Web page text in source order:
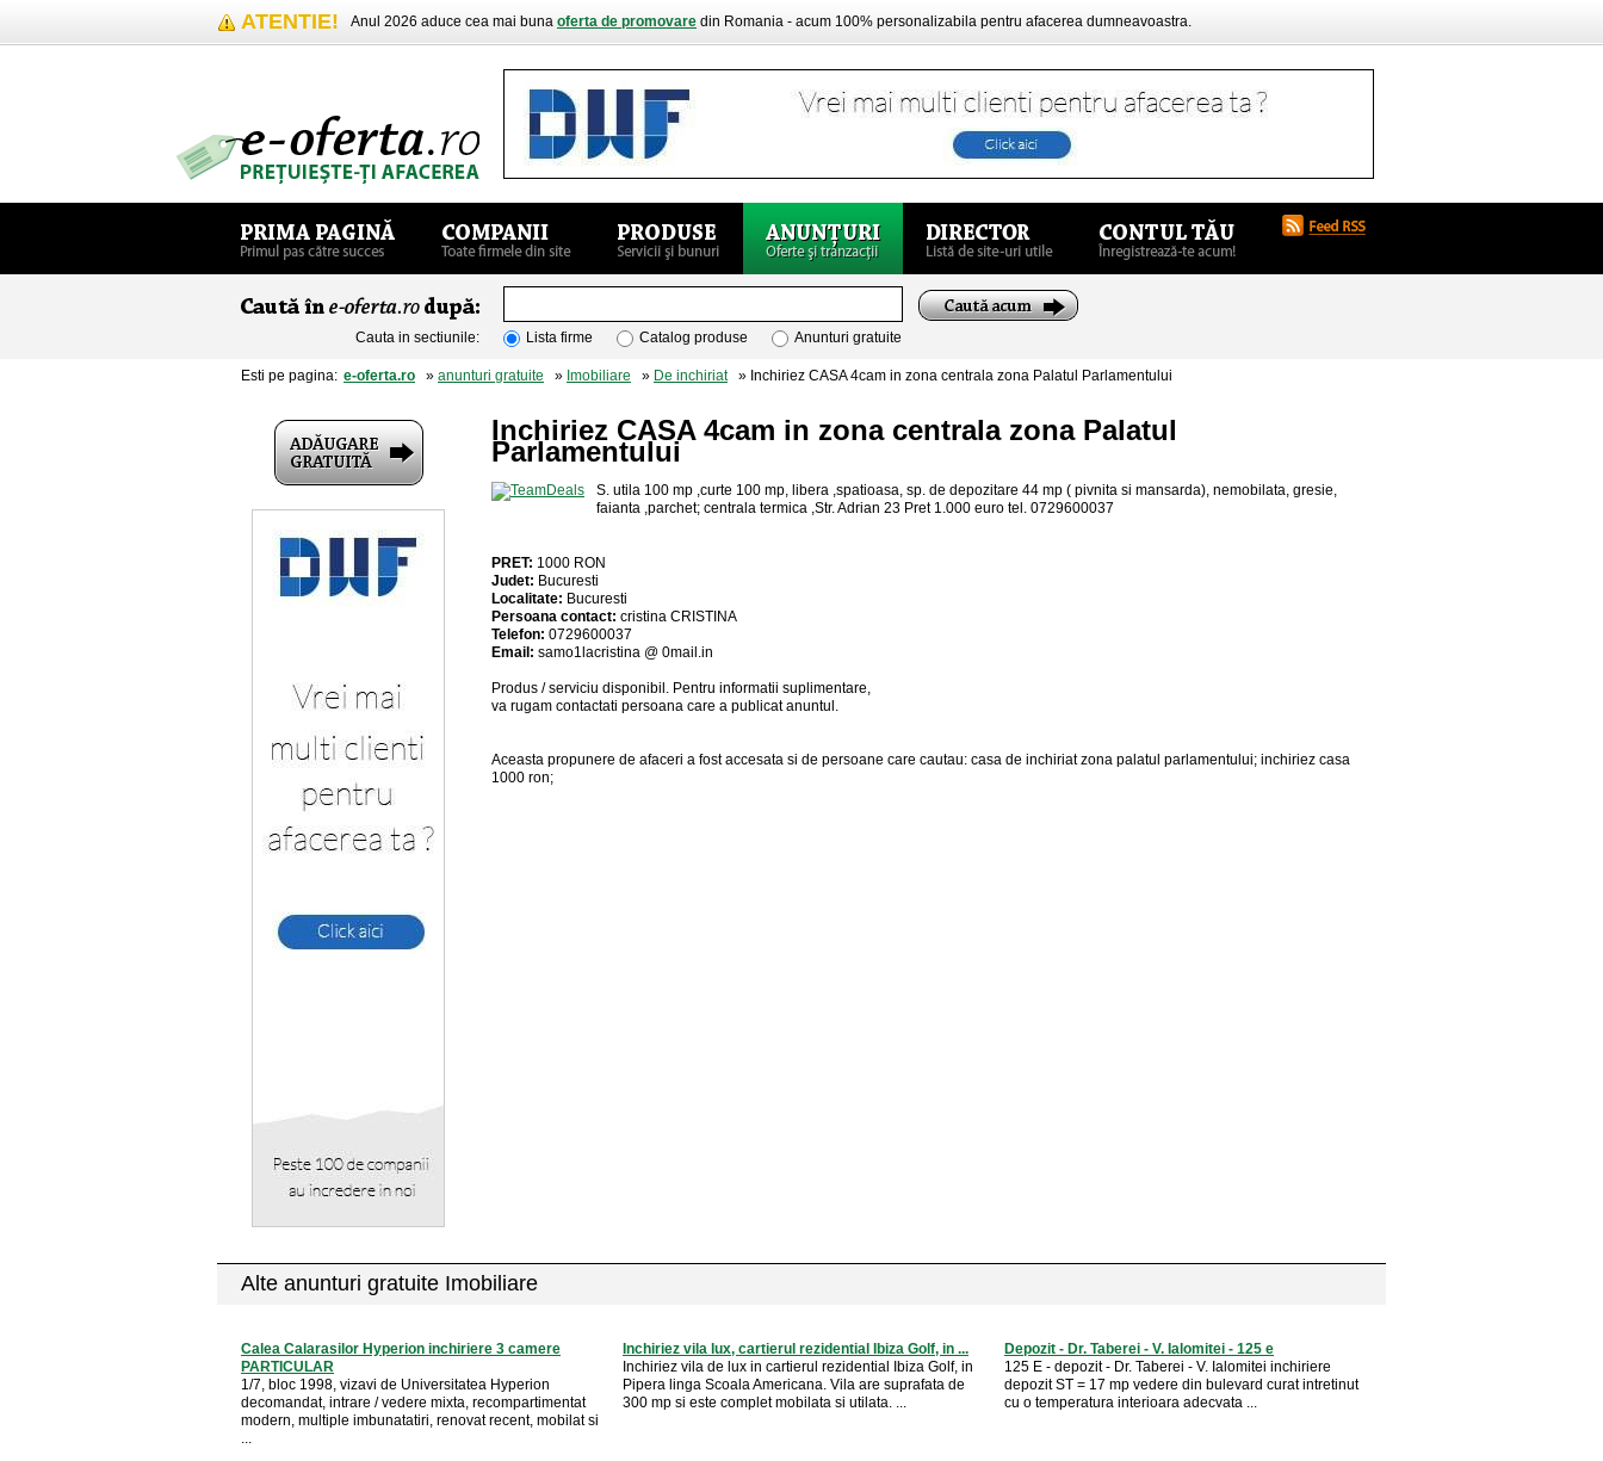
ATENTIE! Anul 2026 aduce cea mai buna oferta de promovare din Romania - acum 100% personalizabila pentru afacerea dumneavoastra.
Cauta in sectiunile: Lista firme Catalog produse Anunturi gratuite
Esti pe pagina: e-oferta.ro » anunturi gratuite » Imobiliare » De inchiriat» Inchiriez CASA 4cam in zona centrala zona Palatul Parlamentului
Inchiriez CASA 4cam in zona centrala zona Palatul
Parlamentului
S. utila 100 mp ,curte 100 mp, libera ,spatioasa, sp. de depozitare 44 mp ( pivnita si mansarda), nemobilata, gresie,
faianta ,parchet; centrala termica ,Str. Adrian 23 Pret 1.000 euro tel. 0729600037
PRET: 1000 RON
Judet: Bucuresti
Localitate: Bucuresti
Persoana contact: cristina CRISTINA
Telefon: 0729600037
Email: samo1lacristina @ 0mail.in
Produs / serviciu disponibil . Pentru informatii suplimentare,
va rugam contactati persoana care a publicat anuntul.
Aceasta propunere de afaceri a fost accesata si de persoane care cautau: casa de inchiriat zona palatul parlamentului; inchiriez casa
1000 ron;
Alte anunturi gratuite Imobiliare
Calea Calarasilor Hyperion inchiriere 3 camere
PARTICULAR
1/7, bloc 1998, vizavi de Universitatea Hyperion
decomandat, intrare / vedere mixta, recompartimentat
modern, multiple imbunatatiri, renovat recent, mobilat si
...
Inchiriez vila lux, cartierul rezidential Ibiza Golf, in ...
Inchiriez vila de lux in cartierul rezidential Ibiza Golf, in
Pipera linga Scoala Americana. Vila are suprafata de
300 mp si este complet mobilata si utilata. ...
Depozit - Dr. Taberei - V. Ialomitei - 125 e
125 E - depozit - Dr. Taberei - V. Ialomitei inchiriere
depozit ST = 17 mp vedere din bulevard curat intretinut
cu o temperatura interioara adecvata ...